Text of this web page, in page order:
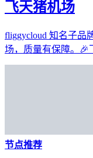
飞天猪机场
fliggycloud 知名子品
场，质量有保障。🎉
节点推荐